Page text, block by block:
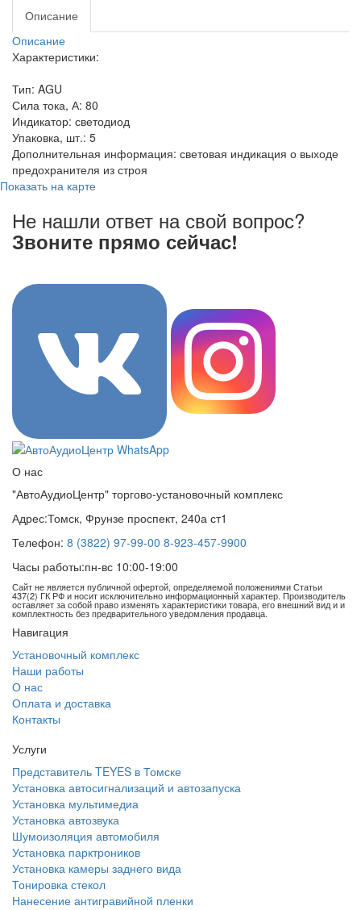
Описание
Описание
Характеристики:
Тип: AGU
Сила тока, А: 80
Индикатор: светодиод
Упаковка, шт.: 5
Дополнительная информация: световая индикация о выходе
предохранителя из строя
Показать на карте
Не нашли ответ на свой вопрос?
Звоните прямо сейчас!
О нас
"АвтоАудиоЦентр" торгово-установочный комплекс
Адрес:Томск, Фрунзе проспект, 240а ст1
Телефон: 8 (3822) 97-99-00 8-923-457-9900
Часы работы:пн-вс 10:00-19:00
Сайт не является публичной офертой, определяемой положениями Статьи
437(2) ГК РФ и носит исключительно информационный характер. Производитель
оставляет за собой право изменять характеристики товара, его внешний вид и и
комплектность без предварительного уведомления продавца.
Навигация
Установочный комплекс
Наши работы
О нас
Оплата и доставка
Контакты
Услуги
Представитель TEYES в Томске
Установка автосигнализаций и автозапуска
Установка мультимедиа
Установка автозвука
Шумоизоляция автомобиля
Установка парктроников
Установка камеры заднего вида
Тонировка стекол
Нанесение антигравийной пленки